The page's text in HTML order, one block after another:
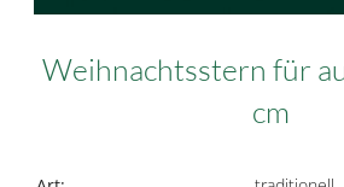
Weihnachtsstern für
cm